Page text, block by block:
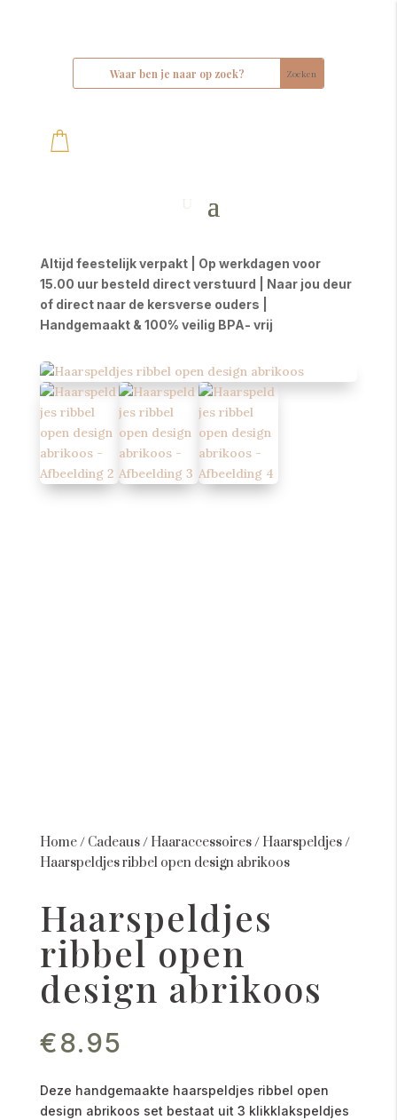
Altijd feestelijk verpakt | Op werkdagen voor
15.00 uur besteld direct verstuurd | Naar jou deur
of direct naar de kersverse ouders |
Handgemaakt & 100% veilig BPA- vrij
Home/ Cadeaus/ Haaraccessoires/ Haarspeldjes/
Haarspeldjes ribbel open design abrikoos
Haarspeldjes
ribbel open
design abrikoos
€8.95
Deze handgemaakte haarspeldjes ribbel open
design abrikoos set bestaat uit 3 klikklakspeldjes